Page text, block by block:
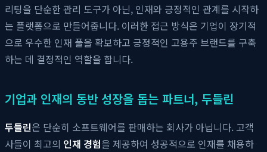
리팅을 단순한 관리 도구가 아닌, 인재와 긍정적인 관계를 시작하
는 플랫폼으로 만들어줍니다. 이러한 접근 방식은 기업이 장기적
으로 우수한 인재 풀을 확보하고 긍정적인 고용주 브랜드를 구축
하는 데 결정적인 역할을 합니다.
기업과 인재의 동반 성장을 돕는 파트너, 두들린
두들린은 단순히 소프트웨어를 판매하는 회사가 아닙니다. 고객
사들이 최고의 인재 경험을 제공하여 성공적으로 인재를 채용하